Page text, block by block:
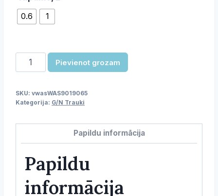
0.6
1
panna
Pievienot grozam
SKU: vwasWAS9019065
Kategorija: G/N Trauki
Papildu informācija
Papildu
informācija